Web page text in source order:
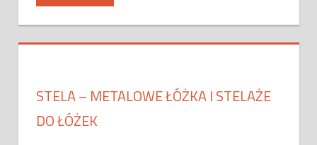
STELA – METALOWE ŁÓŻKA I STELAŻE
DO ŁÓŻEK